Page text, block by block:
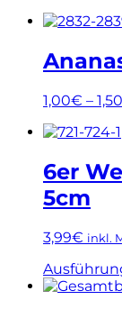
1,00€ – 1,50
Dieses
weist
mehrere
Varianten
Die
Optionen
können
auf
6er
5cm
3,99€ inkl.